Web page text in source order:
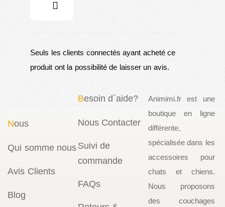
Seuls les clients connectés ayant acheté ce
produit ont la possibilité de laisser un avis.
Nous
Qui somme nous
Avis Clients
Blog
Besoin d`aide?
Nous Contacter
Suivi de
commande
FAQs
Animimi.fr est une
boutique en ligne
différente,
spécialisée dans les
accessoires pour
chats et chiens.
Nous proposons
des couchages